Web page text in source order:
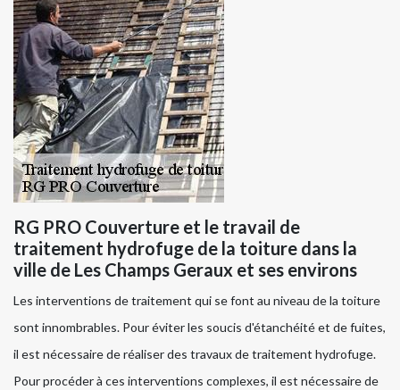
RG PRO Couverture et le travail de
traitement hydrofuge de la toiture dans la
ville de Les Champs Geraux et ses environs
Les interventions de traitement qui se font au niveau de la toiture
sont innombrables. Pour éviter les soucis d'étanchéité et de fuites,
il est nécessaire de réaliser des travaux de traitement hydrofuge.
Pour procéder à ces interventions complexes, il est nécessaire de